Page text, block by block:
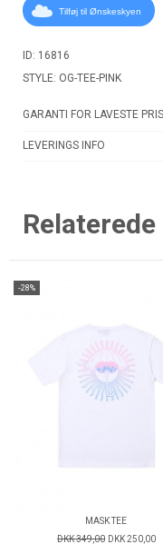
Tilføj til Ønskeskyen
ID: 16816
STYLE: OG-TEE-PINK
GARANTI FOR LAVESTE
LEVERINGS INFO
-28%
MASK TEE
DKK 349,00 DKK 250,00